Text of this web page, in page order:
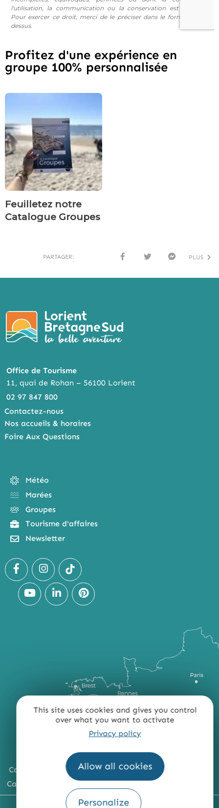
This site uses cookies and gives you control
over what you want to activate
Privacy policy
Allow all cookies
Personalize
Profitez d'une expérience en
groupe 100% personnalisée
Feuilletez notre
Catalogue Groupes
PARTAGER:
BOO
TTER
ENG
PLUS
Office de Tourisme
11, quai de Rohan – 56100 Lorient
02 97 847 800
Contactez-nous
Nos accueils & horaires
Foire Aux Questions
Météo
Marées
Groupes
Tourisme d'affaires
Newsletter
Comment venir ?
Carte du territoire